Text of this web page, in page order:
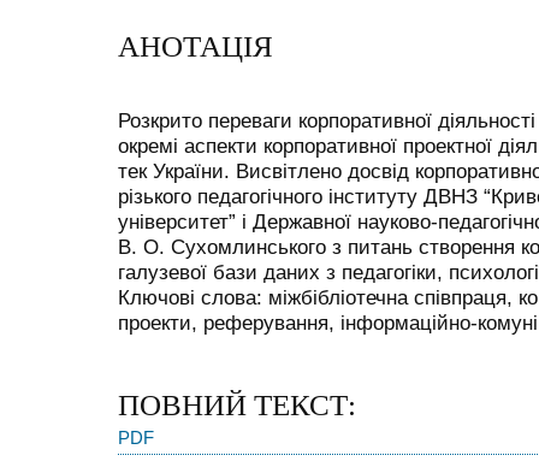
АНОТАЦІЯ
Розкрито переваги корпоративної
окремі аспекти корпоративної проектної
тек України. Висвітлено досвід
різького педагогічного інституту ДВНЗ
університет” і Державної науково-
В. О. Сухомлинського з питань створення
галузевої бази даних з педагогіки,
Ключові слова: міжбібліотечна співпраця,
проекти, реферування, інформаційно-
ПОВНИЙ ТЕКСТ:
PDF